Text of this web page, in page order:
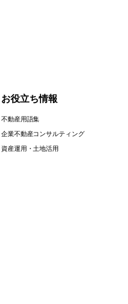
お役立ち情報
不動産用語集
企業不動産コンサルティング
資産運用・土地活用